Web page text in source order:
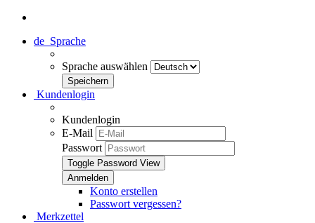
de Sprache
Sprache auswählen
Kundenlogin
Kundenlogin
E-Mail
Passwort
Toggle Password View
Konto erstellen
Passwort vergessen?
Merkzettel